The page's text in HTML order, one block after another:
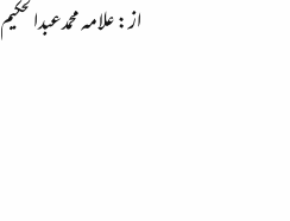
از: علامہ